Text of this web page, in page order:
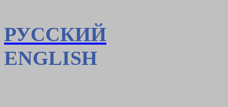
РУССКИЙ
ENGLISH